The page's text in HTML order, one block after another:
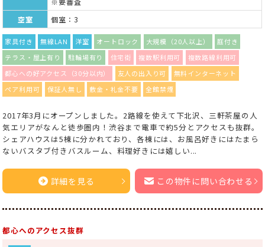
空室
個室：3
家具付き 無線LAN 洋室 オートロック 大規模（20人以上）
庭付き
テラス・屋上有り
駐輪場有り 住宅街 複数駅利用可
複数路線利用可
都心への好アクセス（30分以内）
友人の出入り可
無料インターネット
ペア利用可
保証人無し 敷金・礼金不要 全館禁煙
2017年3月にオープンしました。2路線を使えて下北沢、三軒茶屋の人
気エリアがなんと徒歩圏内！渋谷まで電車で約5分とアクセスも抜群。
シェアハウスは5棟に分かれており、各棟には、お風呂好きにはたまら
ないバスタブ付きバスルーム、料理好きには嬉しい...
詳細を見る この物件に問い合わせる
都心へのアクセス抜群